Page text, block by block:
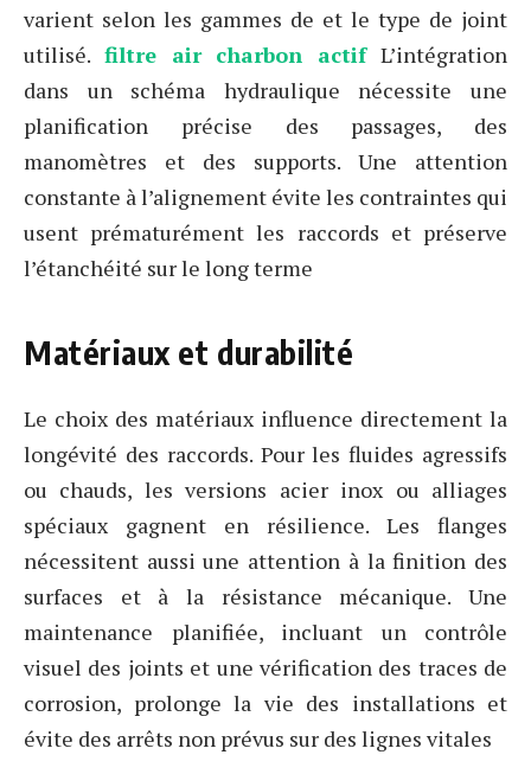
varient selon les gammes de et le type de joint
utilisé. filtre air charbon actifL’intégration
dans un schéma hydraulique nécessite une
planification précise des passages, des
manomètres et des supports. Une attention
constante à l’alignement évite les contraintes qui
usent prématurément les raccords et préserve
l’étanchéité sur le long terme
Matériaux et durabilité
Le choix des matériaux influence directement la
longévité des raccords. Pour les fluides agressifs
ou chauds, les versions acier inox ou alliages
spéciaux gagnent en résilience. Les flanges
nécessitent aussi une attention à la finition des
surfaces et à la résistance mécanique. Une
maintenance planifiée, incluant un contrôle
visuel des joints et une vérification des traces de
corrosion, prolonge la vie des installations et
évite des arrêts non prévus sur des lignes vitales